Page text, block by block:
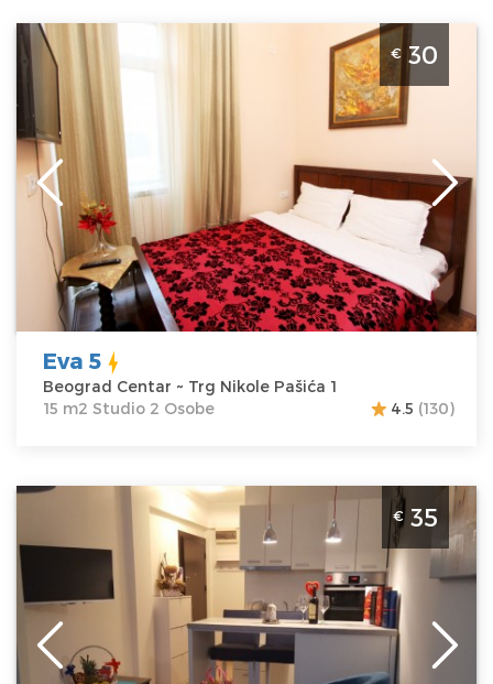
Studio Apartman Eva 5 Beograd Centar
Beograd
Lokacija: Beograd
Centar
Adresa:
Trg
Nikole Pašića 1
Cena 30 €
Gosti:
Kvadratura :15
Struktura :
Studio
€ 30
Eva 5
Beograd Centar ~ Trg Nikole Pašića 1
15 m2 Studio 2 Osobe
4.5 (130)
Studio Apartman Idila Beograd Palilula
Lokacija:
Beograd
Palilula
Adresa:
Primorska 9
Cena35 €
Gosti:2
Kvadratura :30
m2
Struktura :
Studio
€35